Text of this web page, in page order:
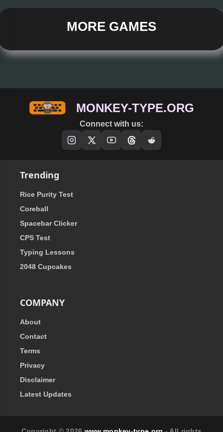
MORE GAMES
MONKEY-TYPE.ORG
Connect with us:
Trending
Rice Purity Test
Coreball
Spacebar Clicker
CPS Test
Typing Lessons
2048 Cupcakes
COMPANY
About
Contact
Terms
Privacy
Disclaimer
Latest Updates